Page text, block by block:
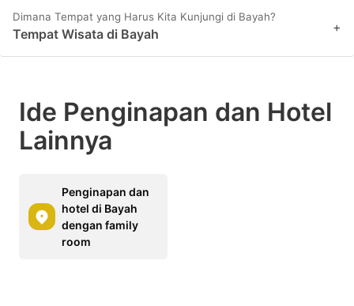
Dimana Tempat yang Harus Kita Kunjungi di Bayah?
Tempat Wisata di Bayah +
Ide Penginapan dan Hotel
Lainnya
Penginapan dan
hotel di Bayah
dengan family
room